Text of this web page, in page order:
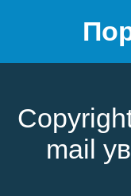
mail